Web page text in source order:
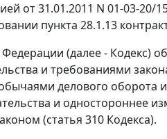
от 31.01.2011 N 01-03-20/
пункта 28.1.13
(далее - Кодекс)
и требованиями
обычаями делового
и одностороннее
(статья 310 Кодекса).